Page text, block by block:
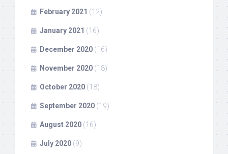
February 2021 (12)
January 2021 (16)
December 2020 (16)
November 2020 (18)
October 2020 (18)
September 2020 (19)
August 2020 (16)
July 2020 (9)